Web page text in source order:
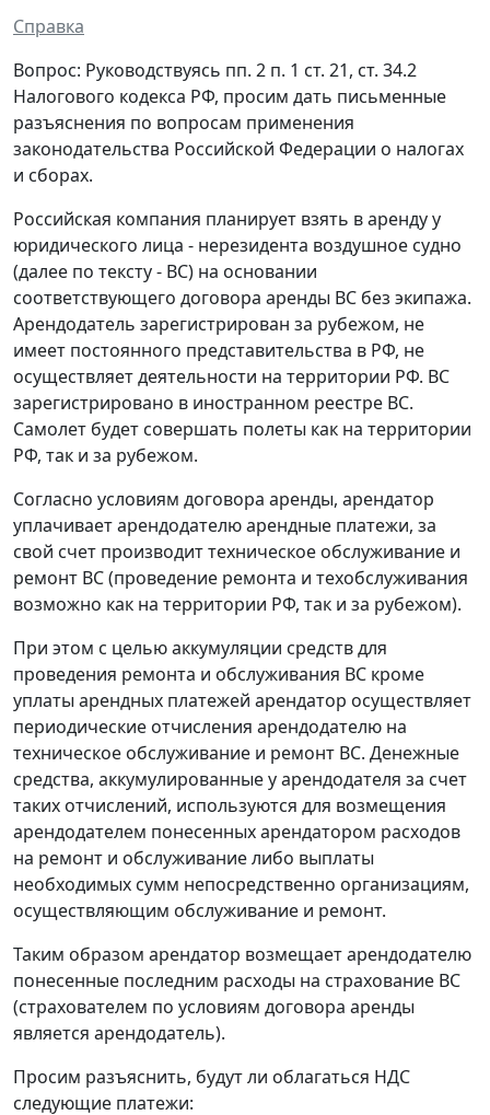
Справка
Вопрос: Руководствуясь пп. 2 п. 1 ст. 21, ст. 34.2
Налогового кодекса РФ, просим дать письменные
разъяснения по вопросам применения
законодательства Российской Федерации о налогах
и сборах.
Российская компания планирует взять в аренду у
юридического лица - нерезидента воздушное судно
(далее по тексту - ВС) на основании
соответствующего договора аренды ВС без экипажа.
Арендодатель зарегистрирован за рубежом, не
имеет постоянного представительства в РФ, не
осуществляет деятельности на территории РФ. ВС
зарегистрировано в иностранном реестре ВС.
Самолет будет совершать полеты как на территории
РФ, так и за рубежом.
Согласно условиям договора аренды, арендатор
уплачивает арендодателю арендные платежи, за
свой счет производит техническое обслуживание и
ремонт ВС (проведение ремонта и техобслуживания
возможно как на территории РФ, так и за рубежом).
При этом с целью аккумуляции средств для
проведения ремонта и обслуживания ВС кроме
уплаты арендных платежей арендатор осуществляет
периодические отчисления арендодателю на
техническое обслуживание и ремонт ВС. Денежные
средства, аккумулированные у арендодателя за счет
таких отчислений, используются для возмещения
арендодателем понесенных арендатором расходов
на ремонт и обслуживание либо выплаты
необходимых сумм непосредственно организациям,
осуществляющим обслуживание и ремонт.
Таким образом арендатор возмещает арендодателю
понесенные последним расходы на страхование ВС
(страхователем по условиям договора аренды
является арендодатель).
Просим разъяснить, будут ли облагаться НДС
следующие платежи: